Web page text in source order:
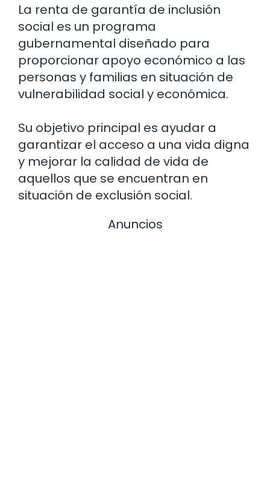
La renta de garantía de inclusión
social es un programa
gubernamental diseñado para
proporcionar apoyo económico a las
personas y familias en situación de
vulnerabilidad social y económica.
Su objetivo principal es ayudar a
garantizar el acceso a una vida digna
y mejorar la calidad de vida de
aquellos que se encuentran en
situación de exclusión social.
Anuncios